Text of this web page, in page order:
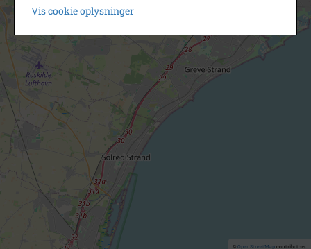
© OpenStreetMapcontributors.
Vis cookie oplysninger